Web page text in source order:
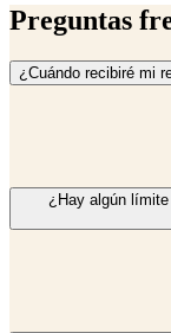
Preguntas
¿Cuándo recibiré mi
¿Hay algún